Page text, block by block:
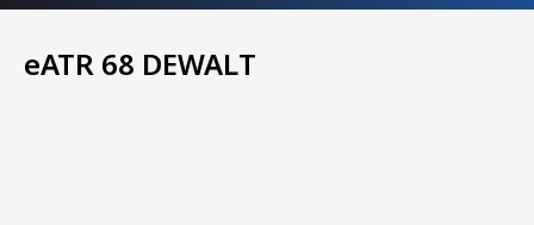
eATR 68 DEWALT